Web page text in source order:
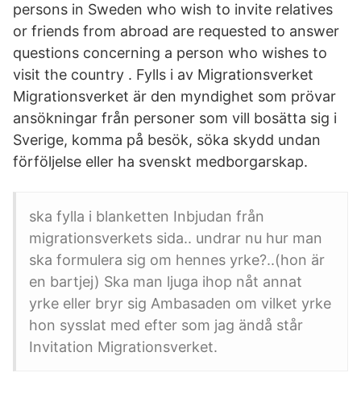
persons in Sweden who wish to invite relatives
or friends from abroad are requested to answer
questions concerning a person who wishes to
visit the country . Fylls i av Migrationsverket
Migrationsverket är den myndighet som prövar
ansökningar från personer som vill bosätta sig i
Sverige, komma på besök, söka skydd undan
förföljelse eller ha svenskt medborgarskap.
ska fylla i blanketten Inbjudan från
migrationsverkets sida.. undrar nu hur man
ska formulera sig om hennes yrke?..(hon är
en bartjej) Ska man ljuga ihop nåt annat
yrke eller bryr sig Ambasaden om vilket yrke
hon sysslat med efter som jag ändå står
Invitation Migrationsverket.